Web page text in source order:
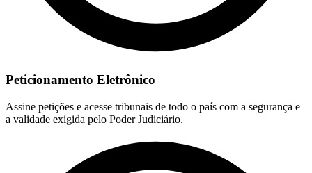
Peticionamento Eletrônico
Assine petições e acesse tribunais de todo o país com a segurança e
a validade exigida pelo Poder Judiciário.